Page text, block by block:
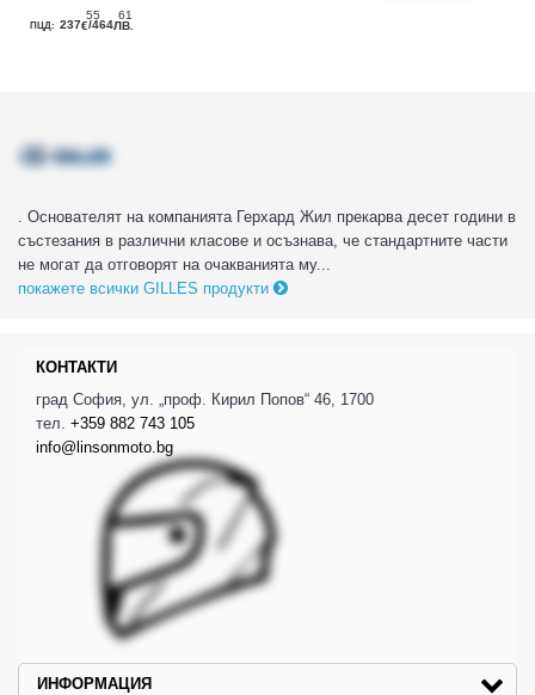
. Основателят на компанията Герхард Жил прекарва десет години в
състезания в различни класове и осъзнава, че стандартните части
не могат да отговорят на очакванията му...
покажете всички GILLES продукти
237
55
€/464
61
ЛВ.
КОНТАКТИ
град София, ул. „проф. Кирил Попов“ 46, 1700
тел. +359 882 743 105
info@linsonmoto.bg
ИНФОРМАЦИЯ